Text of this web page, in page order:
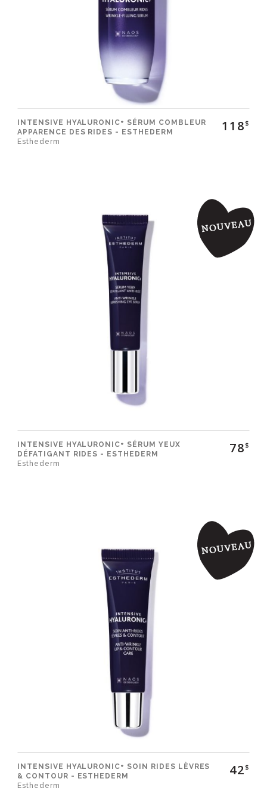
INTENSIVE HYALURONIC+ SÉRUM COMBLEUR
APPARENCE DES RIDES - ESTHEDERM
Esthederm
118$
INTENSIVE HYALURONIC+ SÉRUM YEUX
DÉFATIGANT RIDES - ESTHEDERM
Esthederm
78$
INTENSIVE HYALURONIC+ SOIN RIDES LÈVRES
& CONTOUR - ESTHEDERM
Esthederm
42$